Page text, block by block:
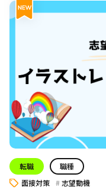
転職
職種
面接対策
志望動機